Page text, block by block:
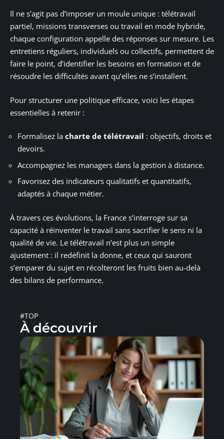
Il ne s’agit pas d’imposer un moule unique : télétravail
partiel, missions transverses ou travail en mode hybride,
chaque configuration appelle des réponses sur mesure. Les
entretiens réguliers, individuels ou collectifs, permettent de
faire le point, d’identifier les besoins en formation et de
résoudre les difficultés avant qu’elles ne s’installent.
Pour structurer une politique efficace, voici les étapes
essentielles à retenir :
Formalisez la charte de télétravail : objectifs, droits et
devoirs.
Accompagnez les managers dans la gestion à distance.
Favorisez des indicateurs qualitatifs et quantitatifs,
adaptés à chaque métier.
À travers ces évolutions, la France s’interroge sur sa
capacité à réinventer le travail sans sacrifier le sens ni la
qualité de vie. Le télétravail n’est plus un simple
ajustement : il redéfinit la donne, et ceux qui sauront
s’emparer du sujet en récolteront les fruits bien au-delà
des bilans de performance.
#TOP
À découvrir